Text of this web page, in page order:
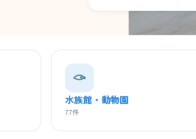
水族館・動物園
77件